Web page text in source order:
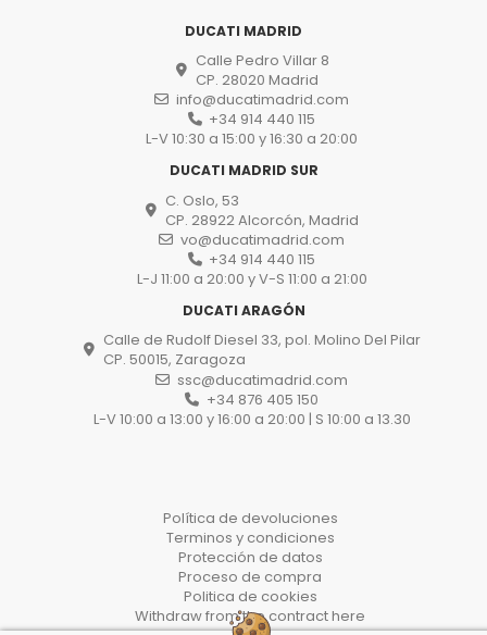
DUCATI MADRID
Calle Pedro Villar 8
CP. 28020 Madrid
info@ducatimadrid.com
+34 914 440 115
L-V 10:30 a 15:00 y 16:30 a 20:00
DUCATI MADRID SUR
C. Oslo, 53
CP. 28922 Alcorcón, Madrid
vo@ducatimadrid.com
+34 914 440 115
L-J 11:00 a 20:00 y V-S 11:00 a 21:00
DUCATI ARAGÓN
Calle de Rudolf Diesel 33, pol. Molino Del Pilar
CP. 50015, Zaragoza
ssc@ducatimadrid.com
+34 876 405 150
L-V 10:00 a 13:00 y 16:00 a 20:00 | S 10:00 a 13.30
Política de devoluciones
Terminos y condiciones
Protección de datos
Proceso de compra
Politica de cookies
Withdraw from the contract here